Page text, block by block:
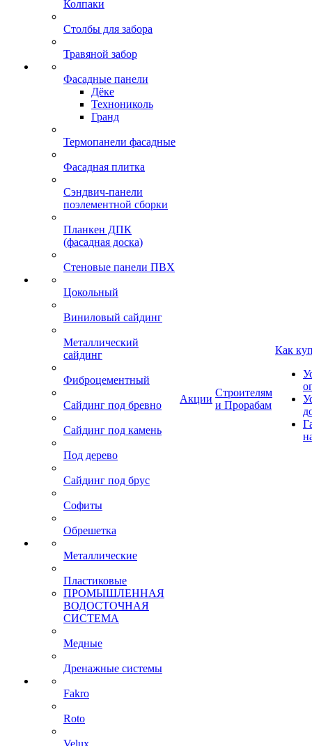
Колпаки
Столбы для забора
Травяной забор
Фасадные панели
Дёке
Технониколь
Гранд
Термопанели фасадные
Фасадная плитка
Сэндвич-панели
поэлементной сборки
Планкен ДПК
(фасадная доска)
Стеновые панели ПВХ
Цокольный
Виниловый сайдинг
Металлический
сайдинг
Фиброцементный
Сайдинг под бревно
Сайдинг под камень
Под дерево
Сайдинг под брус
Софиты
Обрешетка
Металлические
Пластиковые
ПРОМЫШЛЕННАЯ
ВОДОСТОЧНАЯ
СИСТЕМА
Медные
Дренажные системы
Fakro
Roto
Velux
Акции
Строителям
и Прорабам
Как